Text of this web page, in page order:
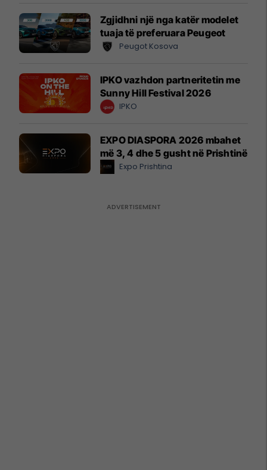
Zgjidhni një nga katër modelet
tuaja të preferuara Peugeot
Peugot Kosova
IPKO vazhdon partneritetin me
Sunny Hill Festival 2026
IPKO
EXPO DIASPORA 2026 mbahet
më 3, 4 dhe 5 gusht në Prishtinë
Expo Prishtina